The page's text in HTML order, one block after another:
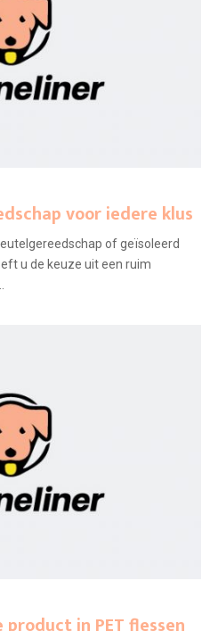
voor iedere klus
of geïsoleerd
u de keuze uit een ruim